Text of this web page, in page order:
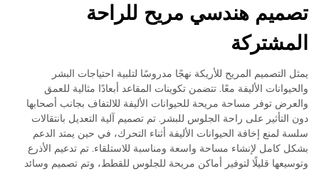
تصميم هندسي مريح للراحة
المشتركة
يمثل التصميم المريح للأريكة نهجًا مدروسًا لتلبية احتياجات البشر
والحيوانات الأليفة معًا. تتضمن تكوينات المقاعد أبعادًا مثالية للعمق
والعرض توفر مساحة مريحة للحيوانات الأليفة للالتفاف بجانب أصحابها
دون التأثير على راحة الجلوس للبشر. تم تصميم آلية التعديل بانتقالات
سلسة لمنع إخافة الحيوانات الأليفة أثناء التحرك، في حين يمتد الدعم
بشكل كامل لإنشاء مساحة واسعة ومناسبة للاستلقاء. تم تدعيم الأذرع
وتوسيعها قليلًا لتوفير أماكن مريحة للجلوس للقطط، وتم تصميم وسائد